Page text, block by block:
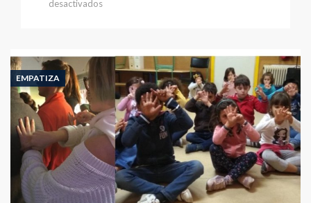
desactivadosen
(curso
2019-
2020)
EMPATIZA